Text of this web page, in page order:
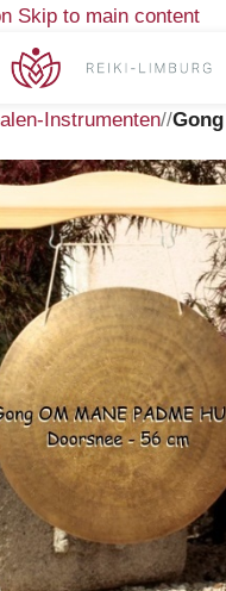
Skip to main content
Instrumenten/